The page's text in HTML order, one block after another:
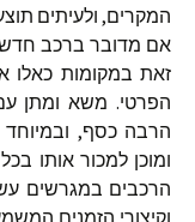
המקרים, ולעיתים
אם מדובר ברכב חדש
זאת במקומות כאלו
הפרטי. משא ומתן
הרבה כסף,
ומוכן למכור אותו
הרכבים במגרשים
וקיצורי הזמנים